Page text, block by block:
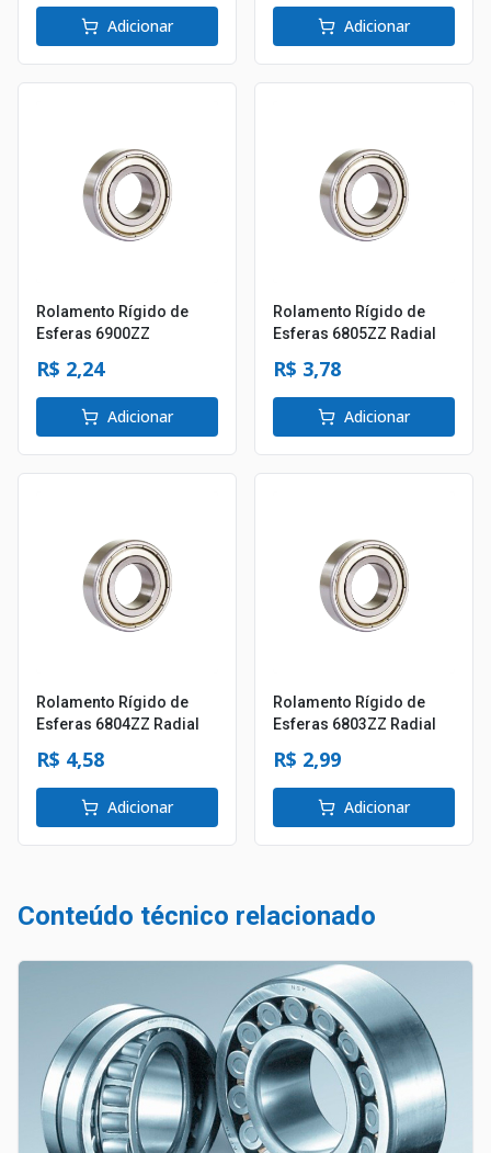
Adicionar Adicionar
Rolamento Rígido de
Esferas 6900ZZ
R$ 2,24
Adicionar
Rolamento Rígido de
Esferas 6805ZZ Radial
R$ 3,78
Adicionar
Rolamento Rígido de
Esferas 6804ZZ Radial
R$ 4,58
Adicionar
Rolamento Rígido de
Esferas 6803ZZ Radial
R$ 2,99
Adicionar
Conteúdo técnico relacionado